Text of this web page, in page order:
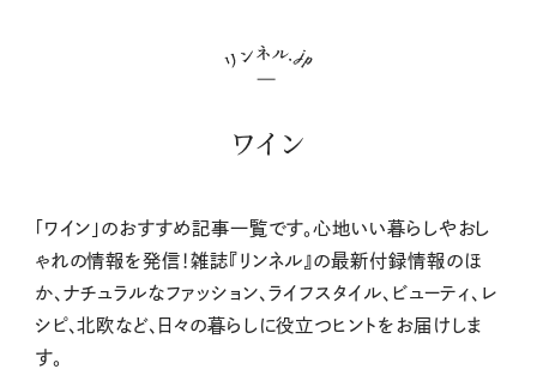
ワイン
「ワイン」のおすすめ記事一覧です。心地いい暮らしやおし
ゃれの情報を発信！雑誌『リンネル』の最新付録情報のほ
か、ナチュラルなファッション、ライフスタイル、ビューティ、レ
シピ、北欧など、日々の暮らしに役立つヒントをお届けしま
す。